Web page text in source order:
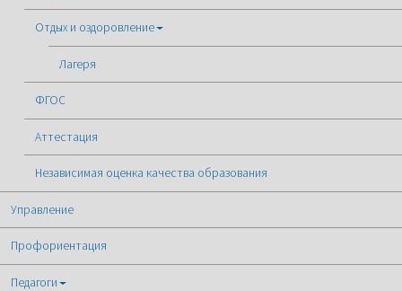
Отдых и оздоровление
Лагеря
ФГОС
Аттестация
Независимая оценка качества образования
Управление
Профориентация
Педагоги